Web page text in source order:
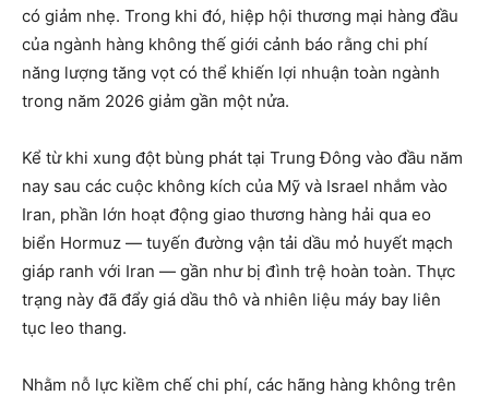
có giảm nhẹ. Trong khi đó, hiệp hội thương mại hàng đầu
của ngành hàng không thế giới cảnh báo rằng chi phí
năng lượng tăng vọt có thể khiến lợi nhuận toàn ngành
trong năm 2026 giảm gần một nửa.
Kể từ khi xung đột bùng phát tại Trung Đông vào đầu năm
nay sau các cuộc không kích của Mỹ và Israel nhắm vào
Iran, phần lớn hoạt động giao thương hàng hải qua eo
biển Hormuz — tuyến đường vận tải dầu mỏ huyết mạch
giáp ranh với Iran — gần như bị đình trệ hoàn toàn. Thực
trạng này đã đẩy giá dầu thô và nhiên liệu máy bay liên
tục leo thang.
Nhằm nỗ lực kiềm chế chi phí, các hãng hàng không trên